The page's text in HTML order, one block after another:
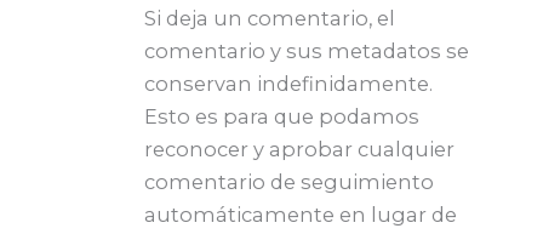
Si deja un comentario, el
comentario y sus metadatos se
conservan indefinidamente.
Esto es para que podamos
reconocer y aprobar cualquier
comentario de seguimiento
automáticamente en lugar de